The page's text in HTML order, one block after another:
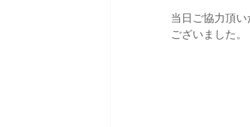
当日ご協力頂
ございました。